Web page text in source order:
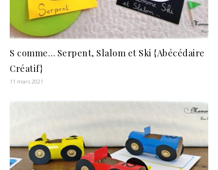
S comme… Serpent, Slalom et Ski {Abécédaire
Créatif}
11 mars 2021